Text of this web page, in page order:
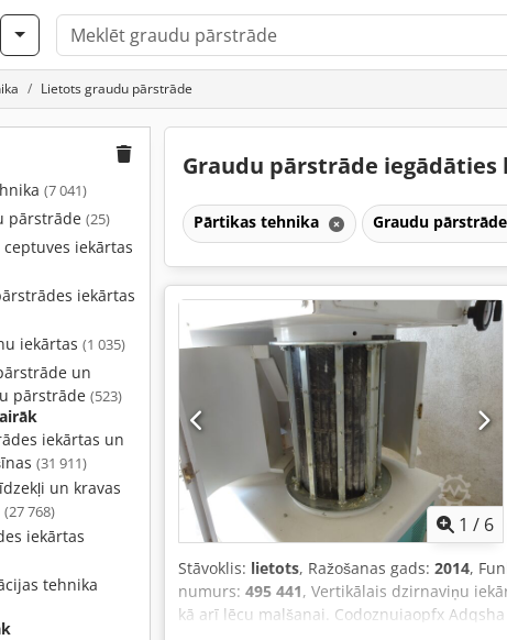
Lietots graudu pārstrāde
(7 041)
pārstrāde (25)
ceptuves iekārtas
iekārtas
iekārtas (1 035)
un
pārstrāde (523)
iekārtas un
(31 911)
un kravas
(27 768)
iekārtas
tehnika
Graudu pārstrāde
Pārtikas tehnika Graudu pārstrāde
1 / 6
Stāvoklis: lietots, Ražošanas gads: 2014,
numurs: 495 441, Vertikālais dzirnaviņu
kā arī lēcu malšanai. Codoznuiaopfx Adqsha